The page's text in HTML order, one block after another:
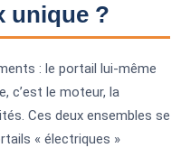
unique ?
: le portail lui-même
c’est le moteur, la
Ces deux ensembles se
« électriques »